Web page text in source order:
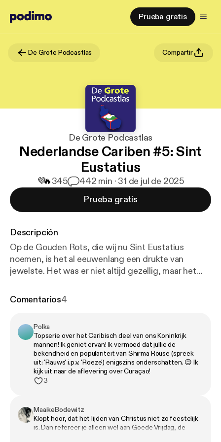
Prueba gratis
De Grote Podcastlas Compartir
De Grote Podcastlas
Nederlandse Cariben #5: Sint
Eustatius
💜🔥345 442 min · 31 de jul de 2025
Prueba gratis
Descripción
Op de Gouden Rots, die wij nu Sint Eustatius
noemen, is het al eeuwenlang een drukte van
jewelste. Het was er niet altijd gezellig, maar het
met rum zijn de vaten hier gevuld met sterke
als kleintje heel groot kunt worden, áls je maar op de
juiste momenten van je laat horen. Welke plek
daarom goede vrienden is geworden met Sint
Eustatius, weet je over een halfuurtje. En wie er juist
vrienden zijn geworden met Sint Eustatius, hoor je
verkeerd gezegd of zijn we iets cruciaals vergeten?
Volg ons en laat het weten. 🌎 Deze zomer hebben
Comentarios4
Polka
Topserie over het Caribisch deel van ons Koninkrijk
mannen! Ik geniet ervan! Ik vermoed dat jullie de
bekendheid en populariteit van Shirma Rouse (spreek
uit: 'Rauws' i.p.v. 'Roeze') enigszins onderschatten. 😉 Ik
kijk uit naar de aflevering over Curaçao!
3
MaaikeBodewitz
Klopt hoor, dat het lijden van Christus niet zo feestelijk
is. Dan refereer je alleen wel aan Goede Vrijdag, de